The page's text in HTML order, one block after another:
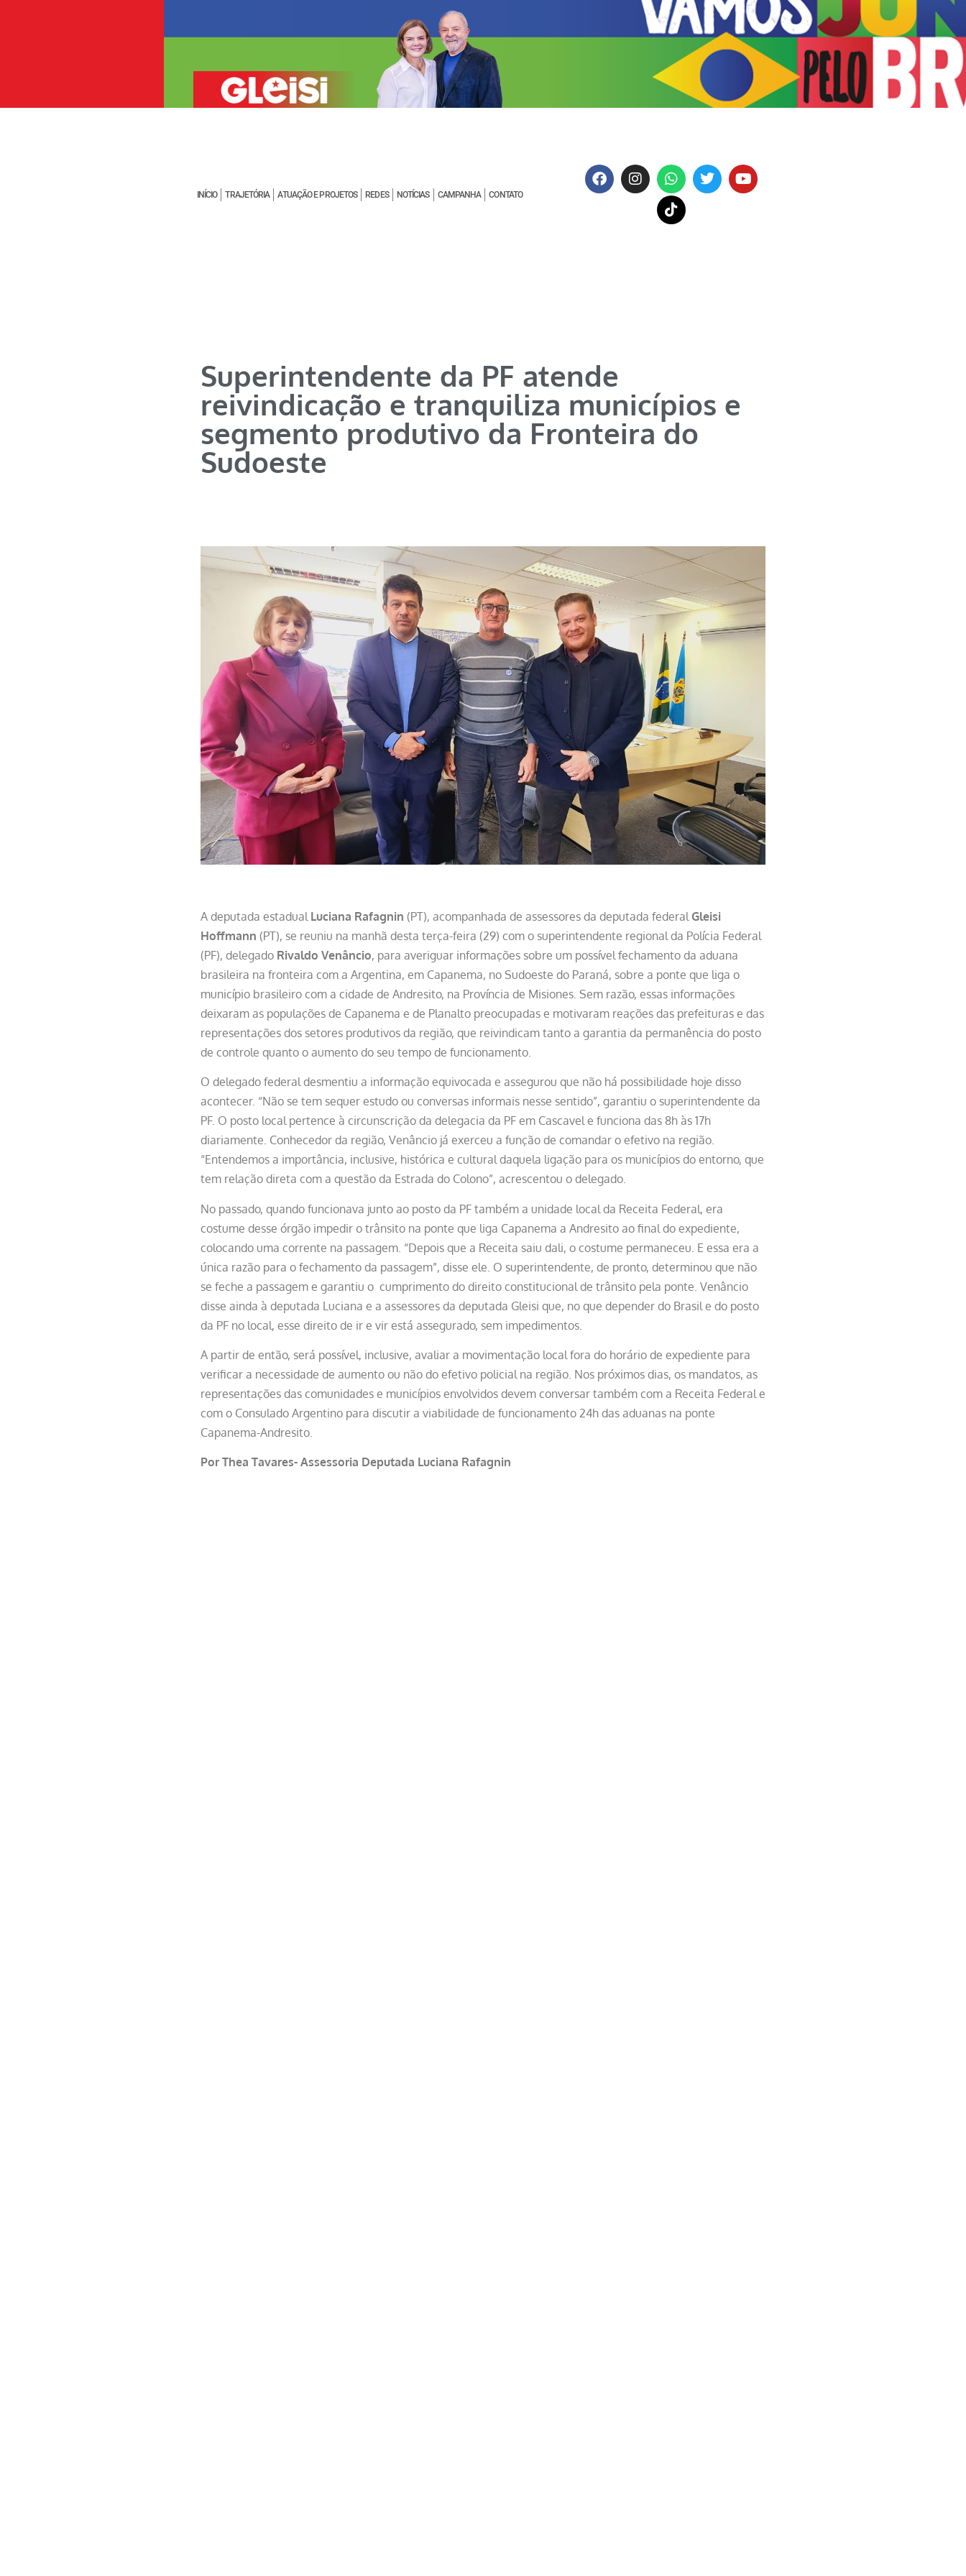
INÍCIO TRAJETÓRIA ATUAÇÃO E PROJETOS REDES NOTÍCIAS CAMPANHA CONTATO
Superintendente da PF atende
reivindicação e tranquiliza municípios e
segmento produtivo da Fronteira do
Sudoeste
A deputada estadual Luciana Rafagnin (PT), acompanhada de assessores da deputada federal Gleisi
Hoffmann (PT), se reuniu na manhã desta terça-feira (29) com o superintendente regional da Polícia Federal
(PF), delegado Rivaldo Venâncio, para averiguar informações sobre um possível fechamento da aduana
brasileira na fronteira com a Argentina, em Capanema, no Sudoeste do Paraná, sobre a ponte que liga o
município brasileiro com a cidade de Andresito, na Província de Misiones. Sem razão, essas informações
deixaram as populações de Capanema e de Planalto preocupadas e motivaram reações das prefeituras e das
representações dos setores produtivos da região, que reivindicam tanto a garantia da permanência do posto
de controle quanto o aumento do seu tempo de funcionamento.
O delegado federal desmentiu a informação equivocada e assegurou que não há possibilidade hoje disso
acontecer. “Não se tem sequer estudo ou conversas informais nesse sentido”, garantiu o superintendente da
PF. O posto local pertence à circunscrição da delegacia da PF em Cascavel e funciona das 8h às 17h
diariamente. Conhecedor da região, Venâncio já exerceu a função de comandar o efetivo na região.
“Entendemos a importância, inclusive, histórica e cultural daquela ligação para os municípios do entorno, que
tem relação direta com a questão da Estrada do Colono”, acrescentou o delegado.
No passado, quando funcionava junto ao posto da PF também a unidade local da Receita Federal, era
costume desse órgão impedir o trânsito na ponte que liga Capanema a Andresito ao final do expediente,
colocando uma corrente na passagem. “Depois que a Receita saiu dali, o costume permaneceu. E essa era a
única razão para o fechamento da passagem”, disse ele. O superintendente, de pronto, determinou que não
se feche a passagem e garantiu o cumprimento do direito constitucional de trânsito pela ponte. Venâncio
disse ainda à deputada Luciana e a assessores da deputada Gleisi que, no que depender do Brasil e do posto
da PF no local, esse direito de ir e vir está assegurado, sem impedimentos.
A partir de então, será possível, inclusive, avaliar a movimentação local fora do horário de expediente para
verificar a necessidade de aumento ou não do efetivo policial na região. Nos próximos dias, os mandatos, as
representações das comunidades e municípios envolvidos devem conversar também com a Receita Federal e
com o Consulado Argentino para discutir a viabilidade de funcionamento 24h das aduanas na ponte
Capanema-Andresito.
Por Thea Tavares- Assessoria Deputada Luciana Rafagnin